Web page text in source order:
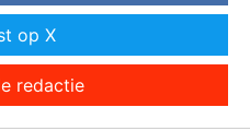
op X
redactie